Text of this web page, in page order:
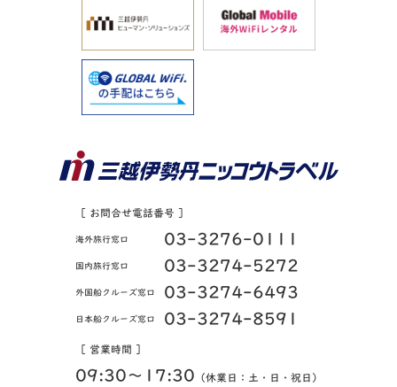
［ お問合せ電話番号 ］
海外旅行窓口 03-3276-0111
国内旅行窓口 03-3274-5272
外国船クルーズ窓口 03-3274-6493
日本船クルーズ窓口 03-3274-8591
［ 営業時間 ］
09:30〜17:30 （休業日：土・日・祝日）